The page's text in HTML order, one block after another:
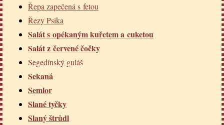
Řepa zapečená s fetou
Řezy Psika
Salát s opékaným kuřetem a cuketou
Salát z červené čočky
Segedínský guláš
Sekaná
Semlor
Slané tyčky
Slaný štrůdl